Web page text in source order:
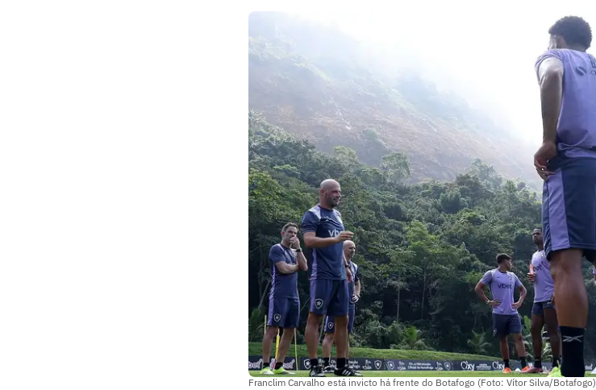
Franclim Carvalho está invicto há frente do Botafogo (Foto: Vítor Silva/Botafogo)